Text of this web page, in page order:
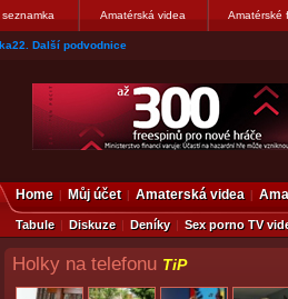
Amatérská videa Amatérské
moju galerku
Home Můj účet Amaterská videa
Tabule Diskuze Deníky Sex porno TV
Holky na telefonu TiP